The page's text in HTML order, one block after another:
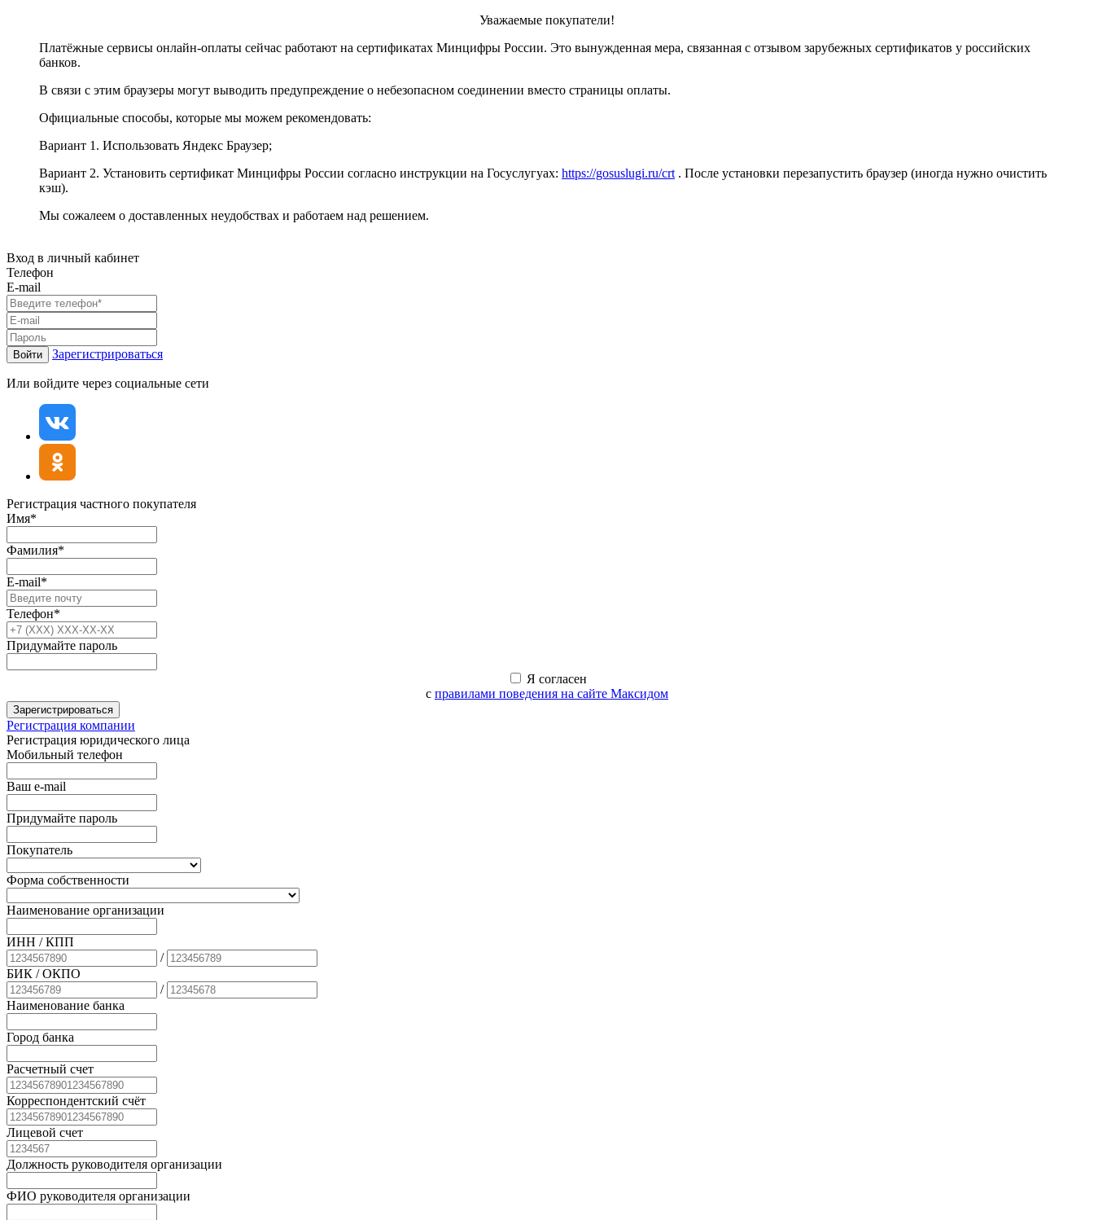
Уважаемые покупатели!
Платёжные сервисы онлайн-оплаты сейчас работают на сертификатах Минцифры России. Это вынужденная мера, связанная с отзывом зарубежных сертификатов у российских
банков.
В связи с этим браузеры могут выводить предупреждение о небезопасном соединении вместо страницы оплаты.
Официальные способы, которые мы можем рекомендовать:
Вариант 1. Использовать Яндекс Браузер;
Вариант 2. Установить сертификат Минцифры России согласно инструкции на Госуслугуах: https://gosuslugi.ru/crt . После установки перезапустить браузер (иногда нужно очистить
кэш).
Мы сожалеем о доставленных неудобствах и работаем над решением.
Вход в личный кабинет
Телефон
E-mail
Войти Зарегистрироваться
Или войдите через социальные сети
Регистрация частного покупателя
Имя*
Фамилия*
E-mail*
Телефон*
Придумайте пароль
Я согласен
с правилами поведения на сайте Максидом
Зарегистрироваться
Регистрация компании
Регистрация юридического лица
Мобильный телефон
Ваш e-mail
Придумайте пароль
Покупатель
Форма собственности
Наименование организации
ИНН / КПП
/
БИК / ОКПО
/
Наименование банка
Город банка
Расчетный счет
Корреспондентский счёт
Лицевой счет
Должность руководителя организации
ФИО руководителя организации